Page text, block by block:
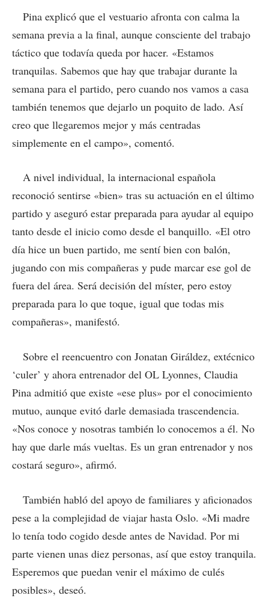
Pina explicó que el vestuario afronta con calma la
semana previa a la final, aunque consciente del trabajo
táctico que todavía queda por hacer. «Estamos
tranquilas. Sabemos que hay que trabajar durante la
semana para el partido, pero cuando nos vamos a casa
también tenemos que dejarlo un poquito de lado. Así
creo que llegaremos mejor y más centradas
simplemente en el campo», comentó.
A nivel individual, la internacional española
reconoció sentirse «bien» tras su actuación en el último
partido y aseguró estar preparada para ayudar al equipo
tanto desde el inicio como desde el banquillo. «El otro
día hice un buen partido, me sentí bien con balón,
jugando con mis compañeras y pude marcar ese gol de
fuera del área. Será decisión del míster, pero estoy
preparada para lo que toque, igual que todas mis
compañeras», manifestó.
Sobre el reencuentro con Jonatan Giráldez, extécnico
‘culer’ y ahora entrenador del OL Lyonnes, Claudia
Pina admitió que existe «ese plus» por el conocimiento
mutuo, aunque evitó darle demasiada trascendencia.
«Nos conoce y nosotras también lo conocemos a él. No
hay que darle más vueltas. Es un gran entrenador y nos
costará seguro», afirmó.
También habló del apoyo de familiares y aficionados
pese a la complejidad de viajar hasta Oslo. «Mi madre
lo tenía todo cogido desde antes de Navidad. Por mi
parte vienen unas diez personas, así que estoy tranquila.
Esperemos que puedan venir el máximo de culés
posibles», deseó.